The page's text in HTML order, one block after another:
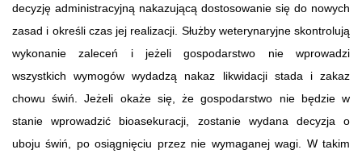
decyzję administracyjną nakazującą dostosowanie się do nowych
zasad i określi czas jej realizacji. Służby weterynaryjne skontrolują
wykonanie zaleceń i jeżeli gospodarstwo nie wprowadzi
wszystkich wymogów wydadzą nakaz likwidacji stada i zakaz
chowu świń. Jeżeli okaże się, że gospodarstwo nie będzie w
stanie wprowadzić bioasekuracji, zostanie wydana decyzja o
uboju świń, po osiągnięciu przez nie wymaganej wagi. W takim